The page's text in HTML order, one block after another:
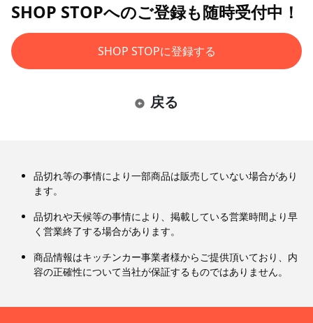
SHOP STOPへのご登録も随時受付中！
SHOP STOPに登録する
戻る
品切れ等の事情により一部商品は販売していない場合があり
ます。
品切れや天候等の事情により、掲載している営業時間より早
く営業終了する場合があります。
商品情報はキッチンカー事業者様からご提供頂いており、内
容の正確性について当社が保証するものではありません。